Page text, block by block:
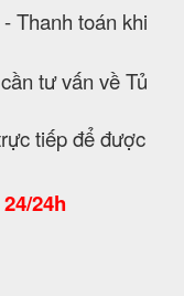
Thanh toán khi
tư vấn về Tủ
tiếp để được
24h